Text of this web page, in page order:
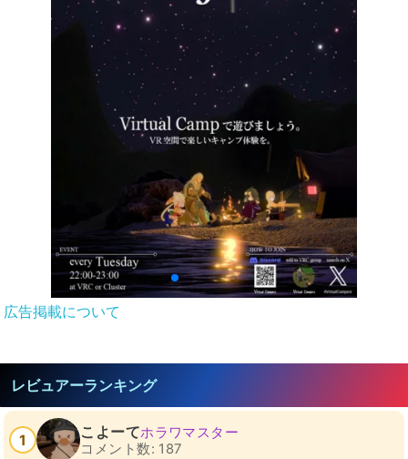
広告掲載について
レビュアーランキング
1 こよーてホラワマスター
コメント数: 187